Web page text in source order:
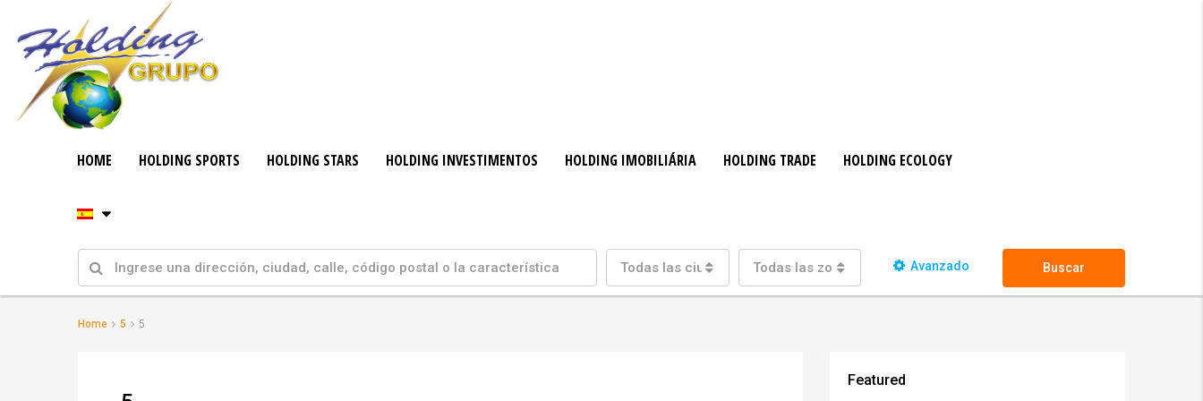
HOME HOLDING SPORTS HOLDING STARS HOLDING INVESTIMENTOS HOLDING IMOBILIÁRIA HOLDING TRADE HOLDING ECOLOGY
Todas las ciudades Todas las zonas Avanzado Buscar
Home 5 5
Featured